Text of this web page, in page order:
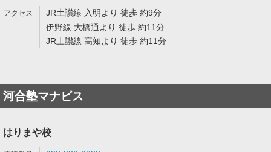
JR土讃線 入明より 徒歩 約9分
伊野線 大橋通より 徒歩 約11分
JR土讃線 高知より 徒歩 約11分
河合塾マナビス
はりまや校